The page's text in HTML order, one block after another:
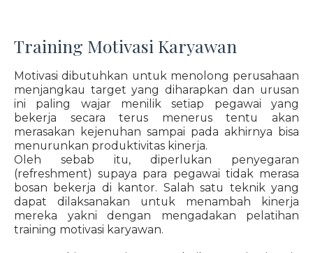
Training Motivasi Karyawan
Motivasi dibutuhkan untuk menolong perusahaan
menjangkau target yang diharapkan dan urusan
ini paling wajar menilik setiap pegawai yang
bekerja secara terus menerus tentu akan
merasakan kejenuhan sampai pada akhirnya bisa
menurunkan produktivitas kinerja.
Oleh sebab itu, diperlukan penyegaran
(refreshment) supaya para pegawai tidak merasa
bosan bekerja di kantor. Salah satu teknik yang
dapat dilaksanakan untuk menambah kinerja
mereka yakni dengan mengadakan pelatihan
training motivasi karyawan.